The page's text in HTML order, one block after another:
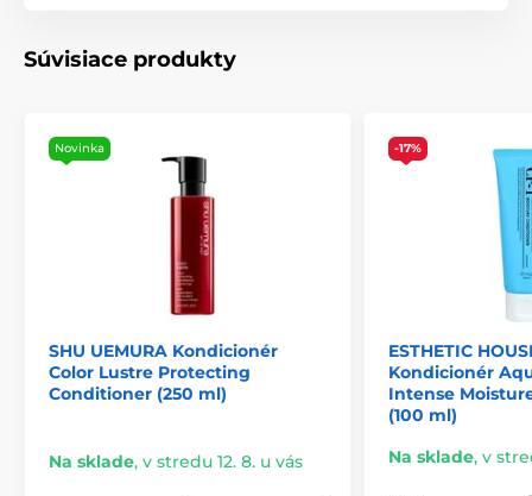
Súvisiace produkty
Novinka
SHU UEMURA Kondicionér
Color Lustre Protecting
Conditioner (250 ml)
Na sklade, v stredu 12. 8. u vás
-17%
ESTHETIC
Kondicionér
Intense
(100 ml)
Na sklade, v